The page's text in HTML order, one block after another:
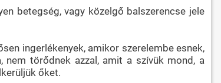
betegség, vagy közelgő balszerencse jele
ingerlékenyek, amikor szerelembe esnek,
nem törődnek azzal, amit a szívük mond, a
őket.